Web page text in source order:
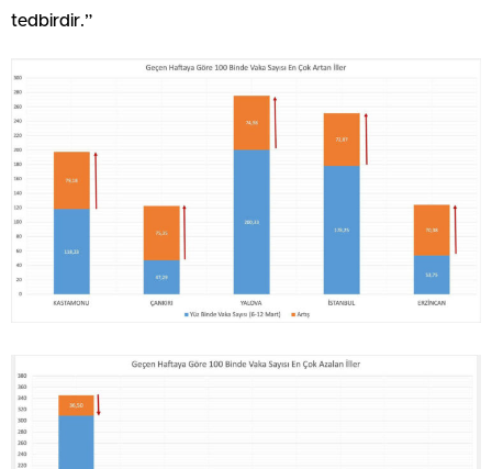
tedbirdir.”